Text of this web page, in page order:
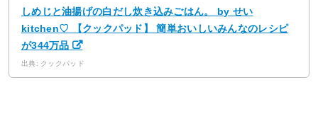
しめじと油揚げの白だし炊き込みごはん。 by せい
kitchen♡ 【クックパッド】 簡単おいしいみんなのレシピ
が344万品
出典: クックパッド